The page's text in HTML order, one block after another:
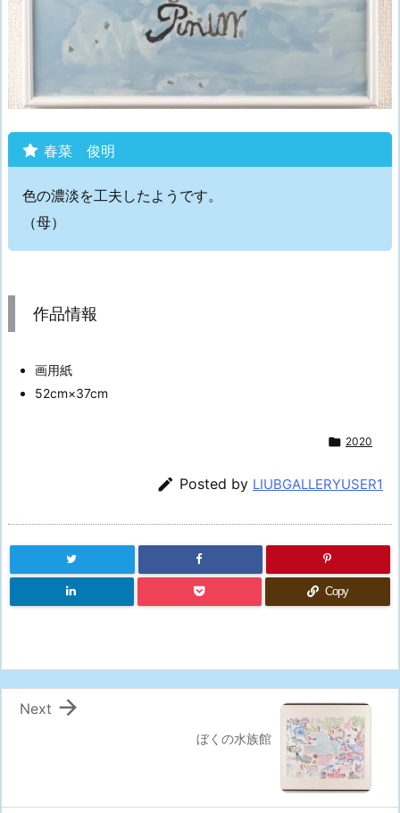
春菜 俊明
色の濃淡を工夫したようです。
（母）
作品情報
画用紙
52cm×37cm
 2020
 Posted by LIUBGALLERYUSER1
Copy
ぼくの水族館

Next